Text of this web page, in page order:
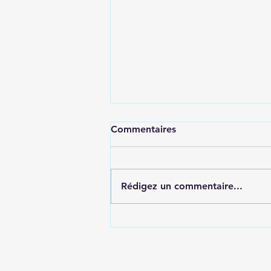
Commentaires
Rédigez un commentaire...